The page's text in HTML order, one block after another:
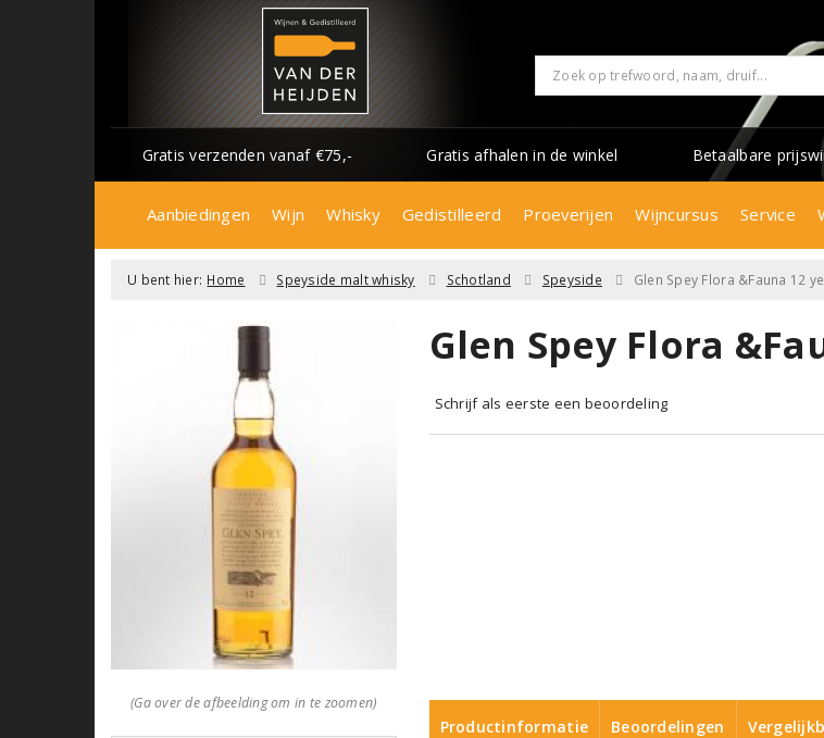
Gratis verzenden vanaf €75,- Gratis afhalen in de winkel Betaalbare
Aanbiedingen Wijn Whisky Gedistilleerd Proeverijen Wijncursus Service
U bent hier: Home Speyside malt whisky Schotland Speyside Glen Spey Flora &Fauna 12
(Ga over de afbeelding om in te zoomen)
Glen Spey Flora
Schrijf als eerste een beoordeling
Productinformatie Beoordelingen